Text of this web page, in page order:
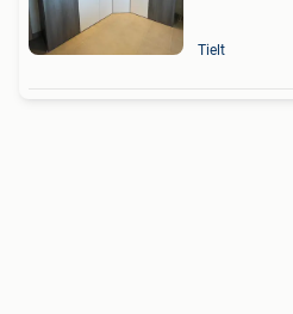
Tielt